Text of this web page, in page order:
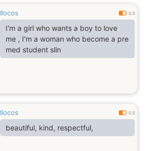
Ilocos 0.3
I'm a girl who wants a boy to love
me , I'm a woman who become a pre
med student slln
Ilocos 0.3
beautiful, kind, respectful,